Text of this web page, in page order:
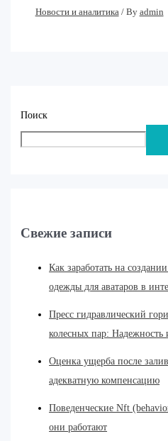
Новости и аналитика / By admin
Поиск
Свежие записи
Как заработать на
одежды для аватаров в
Пресс гидравлический
колесных пар: Надежность
Оценка ущерба после
адекватную компенсацию
Поведенческие Nft
они работают